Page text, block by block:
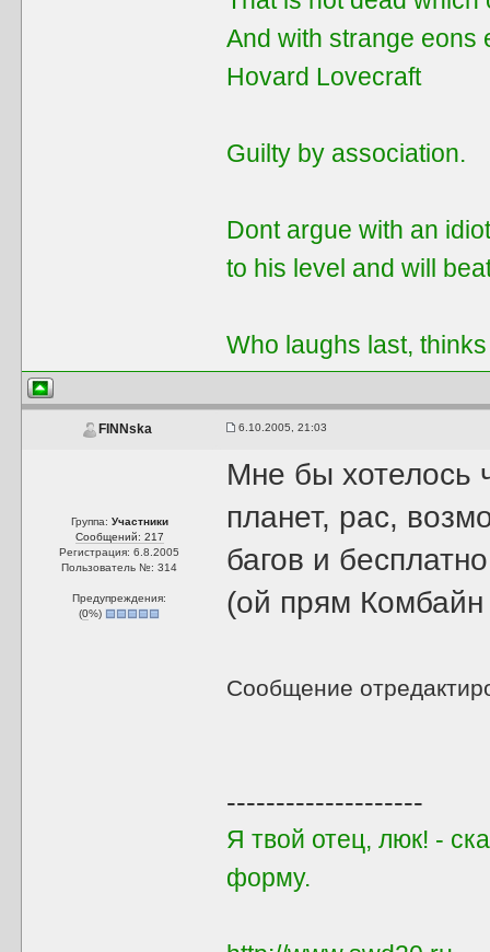
And with strange eons
Hovard Lovecraft
Guilty by assoсiation.
Dont argue with an
to his level and will
Who laughs last,
FINNska 6.10.2005, 21:03
Группа: Участники
Сообщений: 217
Регистрация: 6.8.2005
Пользователь №: 314
Предупреждения:
(0%)
Мне бы хотелось
планет, рас,
багов и
(ой прям
Сообщение
--------------------
Я твой отец, люк! -
форму.